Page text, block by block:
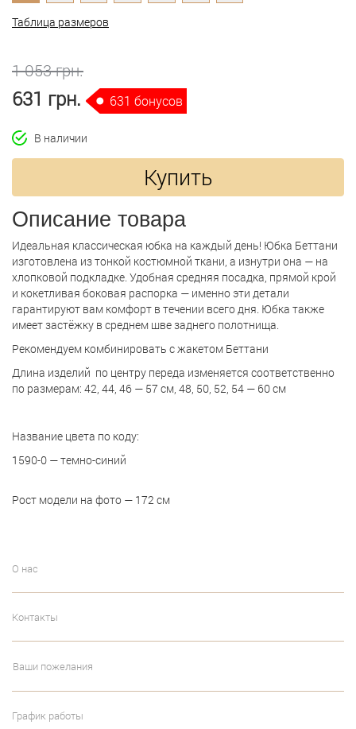
Таблица размеров
1 053 грн.
631 грн. 631 бонусов
В наличии
Купить
Описание товара
Идеальная классическая юбка на каждый день! Юбка Беттани
изготовлена из тонкой костюмной ткани, а изнутри она — на
хлопковой подкладке. Удобная средняя посадка, прямой крой
и кокетливая боковая распорка — именно эти детали
гарантируют вам комфорт в течении всего дня. Юбка также
имеет застёжку в среднем шве заднего полотнища.
Рекомендуем комбинировать с жакетом Беттани
Длина изделий по центру переда изменяется соответственно
по размерам: 42, 44, 46 — 57 см, 48, 50, 52, 54 — 60 см
Название цвета по коду:
1590-0 — темно-синий
Рост модели на фото — 172 см
О нас
Контакты
Ваши пожелания
График работы